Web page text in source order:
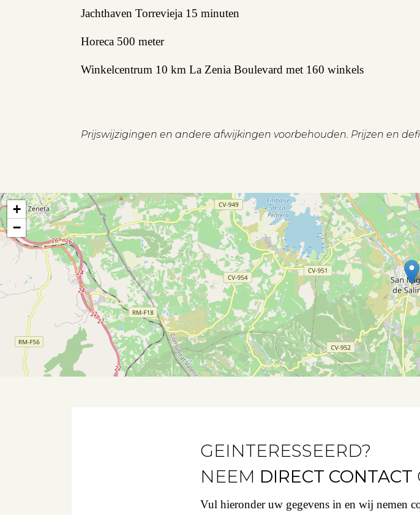
Beheren
Jachthaven Torrevieja 15 minuten
Horeca 500 meter
Winkelcentrum 10 km La Zenia Boulevard met 160 winkels
Prijswijzigingen en andere afwijkingen voorbehouden. Prijzen en
+
−
GEINTERESSEERD?
NEEM DIRECT CONTACT
Vul hieronder uw gegevens in en wij nemen